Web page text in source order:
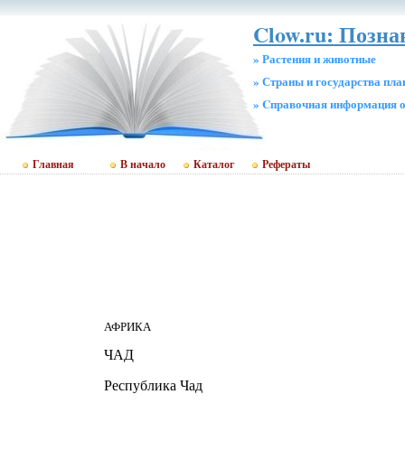
Clow.ru:
» Растения и животные
» Страны и государства
» Cправочная информация
Главная В начало Каталог Рефераты
АФРИКА
ЧАД
Республика Чад